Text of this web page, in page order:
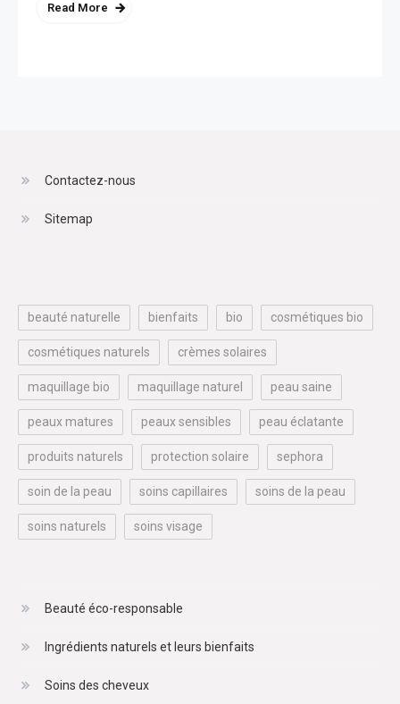
Read More
Contactez-nous
Sitemap
beauté naturelle bienfaits bio cosmétiques bio
cosmétiques naturels crèmes solaires
maquillage bio maquillage naturel peau saine
peaux matures peaux sensibles peau éclatante
produits naturels protection solaire sephora
soin de la peau soins capillaires soins de la peau
soins naturels soins visage
Beauté éco-responsable
Ingrédients naturels et leurs bienfaits
Soins des cheveux